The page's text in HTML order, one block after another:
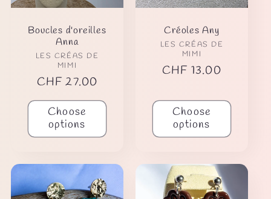
Boucles d'oreilles
Anna
Vendor:
LES CRÉAS DE
MIMI
Regular
price
CHF 27.00
Choose
options
Créoles Any
Vendor:
LES CRÉAS DE
MIMI
Regular
CHF 13.00
Choose
options